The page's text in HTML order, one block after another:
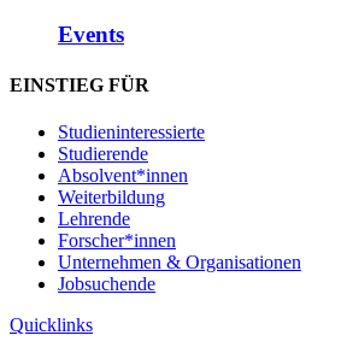
Events
EINSTIEG FÜR
Studieninteressierte
Studierende
Absolvent*innen
Weiterbildung
Lehrende
Forscher*innen
Unternehmen & Organisationen
Jobsuchende
Quicklinks